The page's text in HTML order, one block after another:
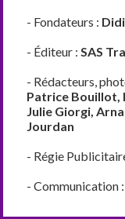
- Fondateurs :
- Éditeur :SAS
- Rédacteurs,
Patrice Bouillot,
Julie Giorgi,
Jourdan
- Régie
- Communication :